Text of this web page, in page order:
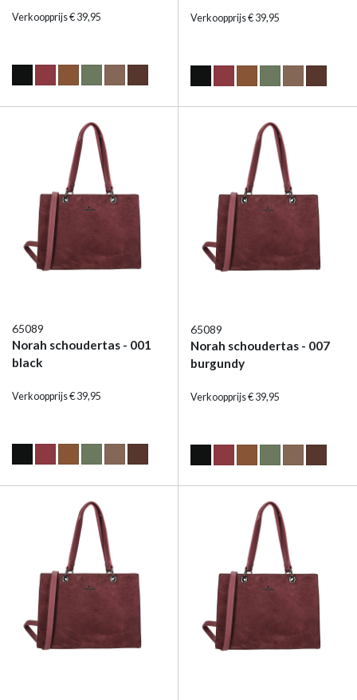
Verkoopprijs € 39,95 Verkoopprijs € 39,95
65089
Norah schoudertas - 001
black
Verkoopprijs € 39,95
65089
Norah schoudertas - 007
burgundy
Verkoopprijs € 39,95